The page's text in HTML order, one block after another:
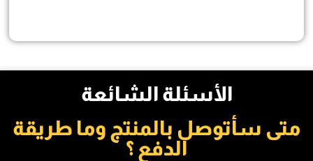
الأسئلة الشائعة
متى سأتوصل بالمنتج وما طريقة